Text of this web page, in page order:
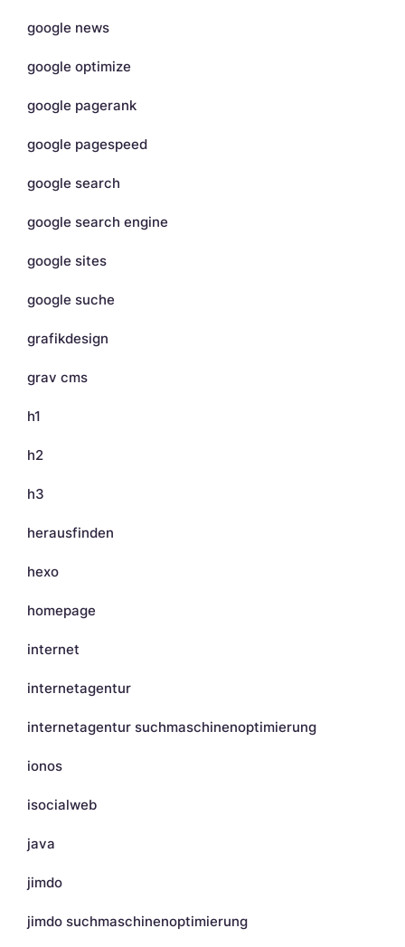
google news
google optimize
google pagerank
google pagespeed
google search
google search engine
google sites
google suche
grafikdesign
grav cms
h1
h2
h3
herausfinden
hexo
homepage
internet
internetagentur
internetagentur suchmaschinenoptimierung
ionos
isocialweb
java
jimdo
jimdo suchmaschinenoptimierung